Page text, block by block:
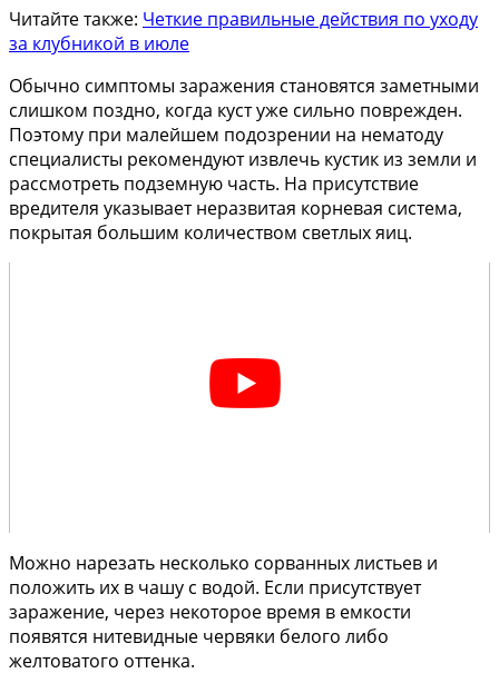
Читайте также: Четкие правильные действия по уходу
за клубникой в июле
Обычно симптомы заражения становятся заметными
слишком поздно, когда куст уже сильно поврежден.
Поэтому при малейшем подозрении на нематоду
специалисты рекомендуют извлечь кустик из земли и
рассмотреть подземную часть. На присутствие
вредителя указывает неразвитая корневая система,
покрытая большим количеством светлых яиц.
Можно нарезать несколько сорванных листьев и
положить их в чашу с водой. Если присутствует
заражение, через некоторое время в емкости
появятся нитевидные червяки белого либо
желтоватого оттенка.